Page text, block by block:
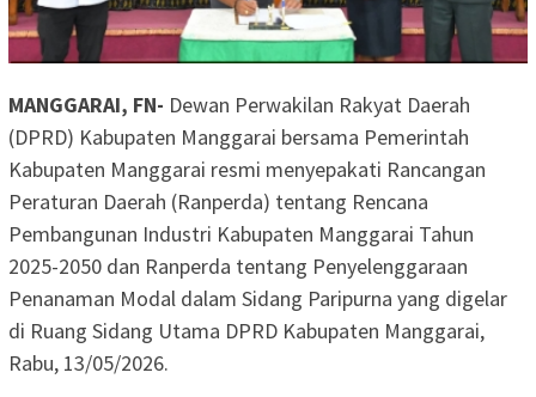
MANGGARAI, FN- Dewan Perwakilan Rakyat Daerah
(DPRD) Kabupaten Manggarai bersama Pemerintah
Kabupaten Manggarai resmi menyepakati Rancangan
Peraturan Daerah (Ranperda) tentang Rencana
Pembangunan Industri Kabupaten Manggarai Tahun
2025-2050 dan Ranperda tentang Penyelenggaraan
Penanaman Modal dalam Sidang Paripurna yang digelar
di Ruang Sidang Utama DPRD Kabupaten Manggarai,
Rabu, 13/05/2026.